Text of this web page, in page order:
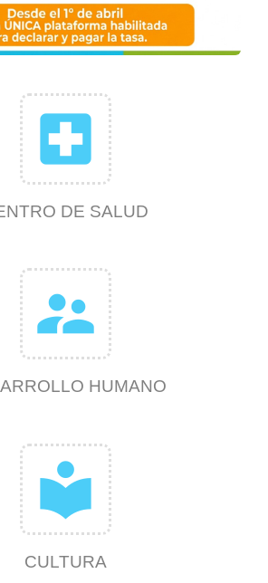
local_hospital
DE SALUD
supervisor_account
HUMANO
local_library
CULTURA